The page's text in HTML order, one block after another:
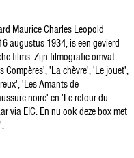
Maurice Charles Leopold
augustus 1934, is een gevierd
films. Zijn filmografie omvat
'La chèvre', 'Le jouet',
'Les Amants de
noire' en 'Le retour du
via EIC. En nu ook deze box met